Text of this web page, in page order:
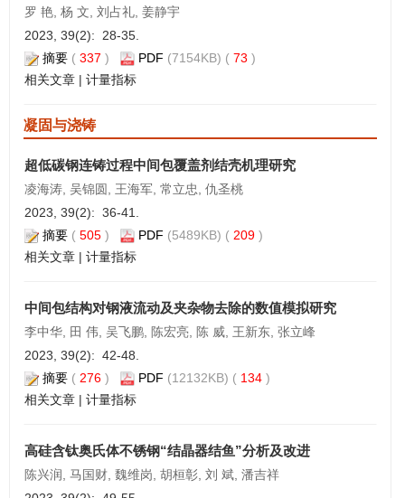
罗 艳, 杨 文, 刘占礼, 姜静宇
2023, 39(2): 28-35.
摘要 ( 337 ) PDF (7154KB) ( 73 )
相关文章 | 计量指标
凝固与浇铸
超低碳钢连铸过程中间包覆盖剂结壳机理研究
凌海涛, 吴锦圆, 王海军, 常立忠, 仇圣桃
2023, 39(2): 36-41.
摘要 ( 505 ) PDF (5489KB) ( 209 )
相关文章 | 计量指标
中间包结构对钢液流动及夹杂物去除的数值模拟研究
李中华, 田 伟, 吴飞鹏, 陈宏亮, 陈 威, 王新东, 张立峰
2023, 39(2): 42-48.
摘要 ( 276 ) PDF (12132KB) ( 134 )
相关文章 | 计量指标
高硅含钛奥氏体不锈钢“结晶器结鱼”分析及改进
陈兴润, 马国财, 魏维岗, 胡桓彰, 刘 斌, 潘吉祥